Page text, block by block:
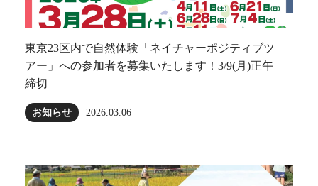
東京23区内で自然体験「ネイチャーポジティブツ
アー」への参加者を募集いたします！3/9(月)正午
締切
お知らせ 2026.03.06